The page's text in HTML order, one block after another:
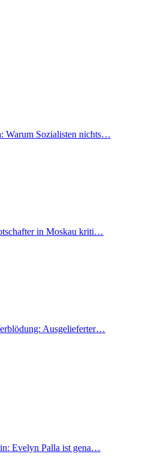
Warum Sozialisten nichts…
in Moskau kriti…
Ausgelieferter…
Evelyn Palla ist gena…